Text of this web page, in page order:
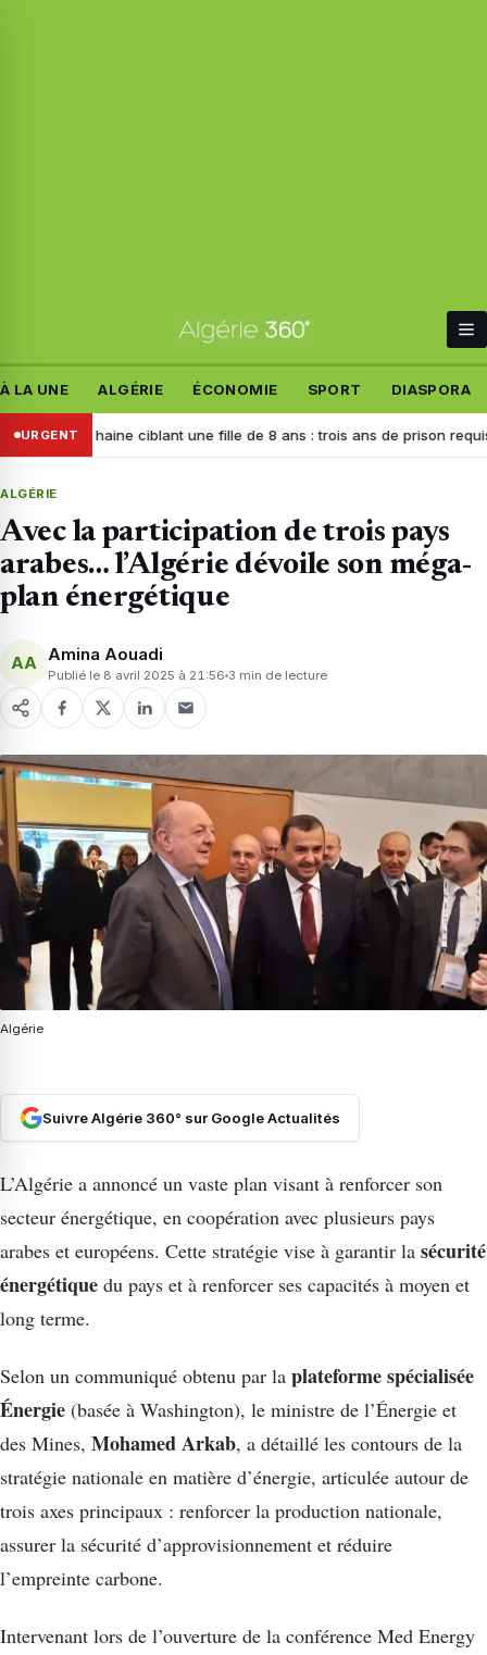
À LA UNE ALGÉRIE ÉCONOMIE SPORT DIASPORA
URGENT
de haine ciblant une fille de 8 ans : trois ans de prison requis
ALGÉRIE
Avec la participation de trois pays
arabes… l’Algérie dévoile son méga-
plan énergétique
AA Amina Aouadi
Publié le 8 avril 2025 à 21:56 3 min de lecture
Algérie
Suivre Algérie 360° sur Google Actualités
L’Algérie a annoncé un vaste plan visant à renforcer son
secteur énergétique, en coopération avec plusieurs pays
arabes et européens. Cette stratégie vise à garantir la sécurité
énergétique du pays et à renforcer ses capacités à moyen et
long terme.
Selon un communiqué obtenu par la plateforme spécialisée
Énergie (basée à Washington), le ministre de l’Énergie et
des Mines, Mohamed Arkab, a détaillé les contours de la
stratégie nationale en matière d’énergie, articulée autour de
trois axes principaux : renforcer la production nationale,
assurer la sécurité d’approvisionnement et réduire
l’empreinte carbone.
Intervenant lors de l’ouverture de la conférence Med Energy